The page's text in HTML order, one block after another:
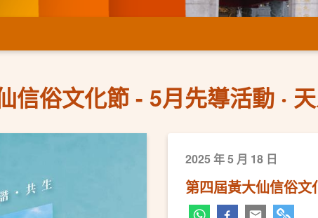
信俗文化節 - 5月先導活動 ‧
2025 年 5 月 18 日
第四屆黃大仙信俗文